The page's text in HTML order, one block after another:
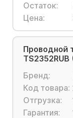
Остаток:
Цена:
Проводной
Бренд:
Код товара:
Отгрузка:
Гарантия: